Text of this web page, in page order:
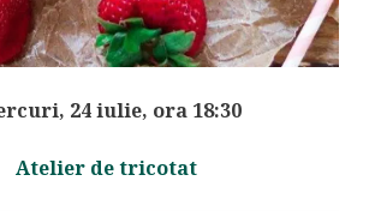
24 iulie, ora 18:30
Atelier de tricotat